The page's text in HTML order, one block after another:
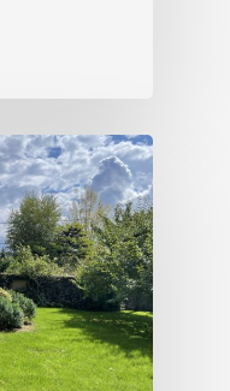
Exposition 2026